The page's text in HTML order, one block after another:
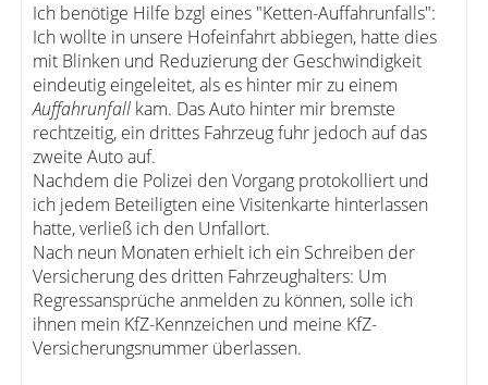
Ich benötige Hilfe bzgl eines "Ketten-Auffahrunfalls":
Ich wollte in unsere Hofeinfahrt abbiegen, hatte dies
mit Blinken und Reduzierung der Geschwindigkeit
eindeutig eingeleitet, als es hinter mir zu einem
Auffahrunfall kam. Das Auto hinter mir bremste
rechtzeitig, ein drittes Fahrzeug fuhr jedoch auf das
zweite Auto auf.
Nachdem die Polizei den Vorgang protokolliert und
ich jedem Beteiligten eine Visitenkarte hinterlassen
hatte, verließ ich den Unfallort.
Nach neun Monaten erhielt ich ein Schreiben der
Versicherung des dritten Fahrzeughalters: Um
Regressansprüche anmelden zu können, solle ich
ihnen mein KfZ-Kennzeichen und meine KfZ-
Versicherungsnummer überlassen.